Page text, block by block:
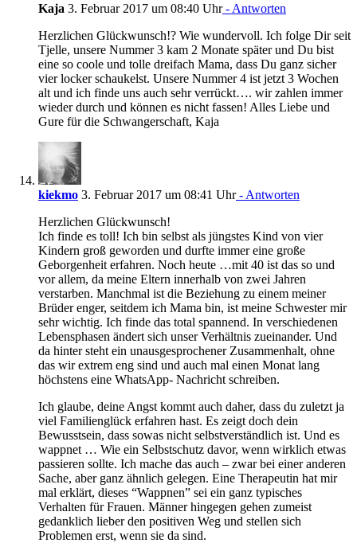
Kaja 3. Februar 2017 um 08:40 Uhr- Antworten
Herzlichen Glückwunsch!? Wie wundervoll. Ich folge Dir seit
Tjelle, unsere Nummer 3 kam 2 Monate später und Du bist
eine so coole und tolle dreifach Mama, dass Du ganz sicher
vier locker schaukelst. Unsere Nummer 4 ist jetzt 3 Wochen
alt und ich finde uns auch sehr verrückt…. wir zahlen immer
wieder durch und können es nicht fassen! Alles Liebe und
Gure für die Schwangerschaft, Kaja
kiekmo 3. Februar 2017 um 08:41 Uhr- Antworten
Herzlichen Glückwunsch!
Ich finde es toll! Ich bin selbst als jüngstes Kind von vier
Kindern groß geworden und durfte immer eine große
Geborgenheit erfahren. Noch heute …mit 40 ist das so und
vor allem, da meine Eltern innerhalb von zwei Jahren
verstarben. Manchmal ist die Beziehung zu einem meiner
Brüder enger, seitdem ich Mama bin, ist meine Schwester mir
sehr wichtig. Ich finde das total spannend. In verschiedenen
Lebensphasen ändert sich unser Verhältnis zueinander. Und
da hinter steht ein unausgesprochener Zusammenhalt, ohne
das wir extrem eng sind und auch mal einen Monat lang
höchstens eine WhatsApp- Nachricht schreiben.
Ich glaube, deine Angst kommt auch daher, dass du zuletzt ja
viel Familienglück erfahren hast. Es zeigt doch dein
Bewusstsein, dass sowas nicht selbstverständlich ist. Und es
wappnet … Wie ein Selbstschutz davor, wenn wirklich etwas
passieren sollte. Ich mache das auch – zwar bei einer anderen
Sache, aber ganz ähnlich gelegen. Eine Therapeutin hat mir
mal erklärt, dieses “Wappnen” sei ein ganz typisches
Verhalten für Frauen. Männer hingegen gehen zumeist
gedanklich lieber den positiven Weg und stellen sich
Problemen erst, wenn sie da sind.